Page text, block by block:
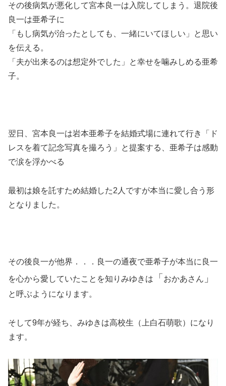
その後病気が悪化して宮本良一は入院してしまう。退院後
良一は亜希子に
「もし病気が治ったとしても、一緒にいてほしい」と思い
を伝える。
「夫が出来るのは想定外でした」と幸せを噛みしめる亜希
子。
翌日、宮本良一は岩本亜希子を結婚式場に連れて行き「ド
レスを着て記念写真を撮ろう」と提案する、亜希子は感動
で涙を浮かべる
最初は娘を託すため結婚した2人ですが本当に愛し合う形
となりました。
その後良一が他界．．．良一の通夜で亜希子が本当に良一
を心から愛していたことを知りみゆきは
「 おかあさん 」
と呼ぶようになります。
そして9年が経ち、みゆきは高校生（上白石萌歌）になり
ます。